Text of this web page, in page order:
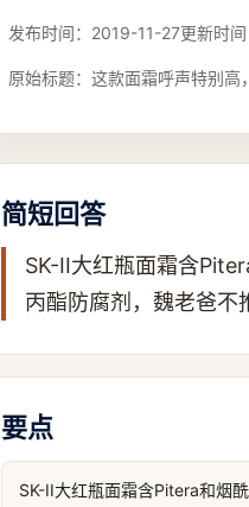
发布时间： 2019-11-27更新时间
原始标题： 这款面霜呼声特别高
简短回答
SK-II大红瓶面霜含
丙酯防腐剂，魏老爸不
要点
SK-II大红瓶面霜含Pitera和烟